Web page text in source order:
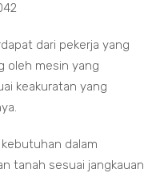
dari pekerja yang
oleh mesin yang
keakuratan yang
dalam
tanah sesuai jangkauan